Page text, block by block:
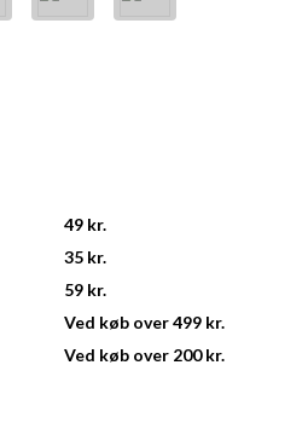
49 kr.
35 kr.
59 kr.
Ved køb over 499 kr.
Ved køb over 200 kr.